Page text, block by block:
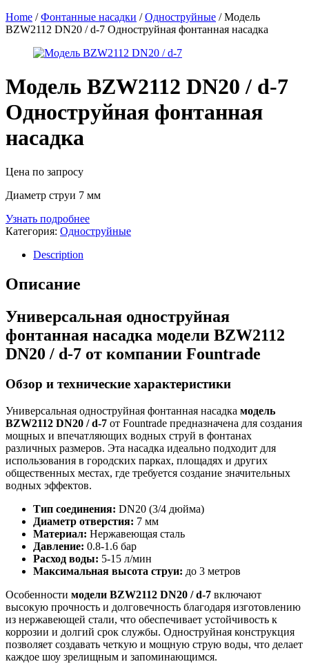
Home /Фонтанные насадки /Одноструйные / Модель
BZW2112 DN20 / d-7 Одноструйная фонтанная насадка
Модель BZW2112 DN20 / d-7
Одноструйная фонтанная
насадка
Цена по запросу
Диаметр струи 7 мм
Узнать подробнее
Категория: Одноструйные
Description
Описание
Универсальная одноструйная
фонтанная насадка модели BZW2112
DN20 / d-7 от компании Fountrade
Обзор и технические характеристики
Универсальная одноструйная фонтанная насадка модель
BZW2112 DN20 / d-7 от Fountrade предназначена для создания
мощных и впечатляющих водных струй в фонтанах
различных размеров. Эта насадка идеально подходит для
использования в городских парках, площадях и других
общественных местах, где требуется создание значительных
водных эффектов.
Тип соединения: DN20 (3/4 дюйма)
Диаметр отверстия: 7 мм
Материал: Нержавеющая сталь
Давление: 0.8-1.6 бар
Расход воды: 5-15 л/мин
Максимальная высота струи: до 3 метров
Особенности модели BZW2112 DN20 / d-7 включают
высокую прочность и долговечность благодаря изготовлению
из нержавеющей стали, что обеспечивает устойчивость к
коррозии и долгий срок службы. Одноструйная конструкция
позволяет создавать четкую и мощную струю воды, что делает
каждое шоу зрелищным и запоминающимся.